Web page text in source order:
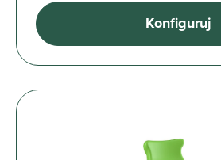
Konfiguruj